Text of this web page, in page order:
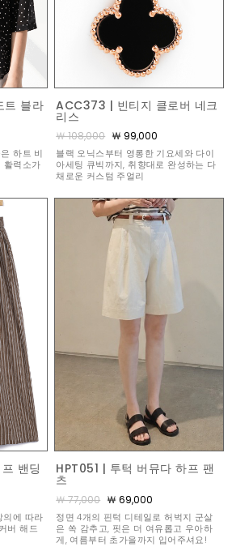
트 블라
하트 비
활력소가
ACC373 | 빈티지 클로버 네크
리스
￦ 108,000 ￦ 99,000
블랙 오닉스부터 영롱한 기요세와 다이
아세팅 큐빅까지, 취향대로 완성하는 다
채로운 커스텀 주얼리
밴딩
의에 따라
버 해드
HPT051 | 투턱 버뮤다 하프 팬
츠
￦ 77,000 ￦ 69,000
정면 4개의 핀턱 디테일로 허벅지 군살
은 쏙 감추고, 핏은 더 여유롭고 우아하
게, 여름부터 초가을까지 입어주셔요!